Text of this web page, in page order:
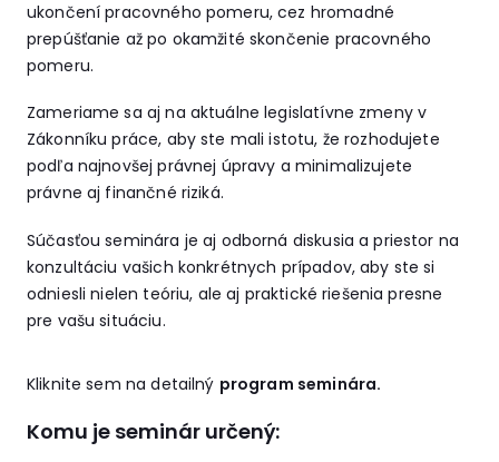
ukončení pracovného pomeru, cez hromadné
prepúšťanie až po okamžité skončenie pracovného
pomeru.
Zameriame sa aj na aktuálne legislatívne zmeny v
Zákonníku práce, aby ste mali istotu, že rozhodujete
podľa najnovšej právnej úpravy a minimalizujete
právne aj finančné riziká.
Súčasťou seminára je aj odborná diskusia a priestor na
konzultáciu vašich konkrétnych prípadov, aby ste si
odniesli nielen teóriu, ale aj praktické riešenia presne
pre vašu situáciu.
Kliknite sem na detailný program seminára.
Komu je seminár určený: